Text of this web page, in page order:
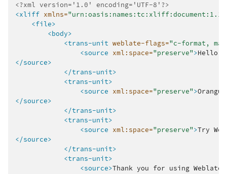
<?xml version='1.0' encoding='UTF-8'?>
<xliff xmlns="urn:oasis:names:tc:xliff:document:1.1"
<file>
<body>
<trans-unit weblate-flags="c-format,
<source xml:space="preserve">Hello,
</source>
</trans-unit>
<trans-unit>
<source xml:space="preserve">
</source>
</trans-unit>
<trans-unit>
<source xml:space="preserve">Try
</source>
</trans-unit>
<trans-unit>
<source>Thank you for using Weblate.